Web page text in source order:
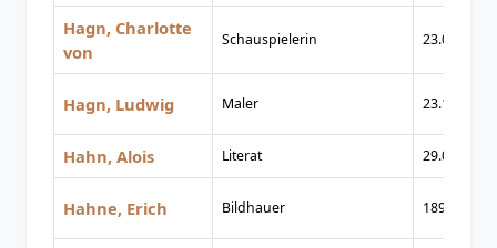
Hagn, Charlotte
von
Schauspielerin 23.03.1809
Hagn, Ludwig Maler 23.11.1819
Hahn, Alois Literat 29.09.1900
Hahne, Erich Bildhauer 1894